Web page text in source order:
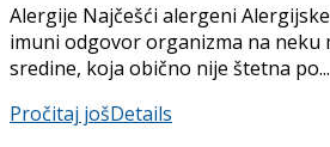
Alergije Najčešći alergeni
imuni odgovor organizma na neku
sredine, koja obično nije štetna po...
Pročitaj jošDetails